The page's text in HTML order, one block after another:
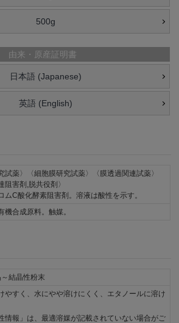
500g
由来・原産証明書
日本語 (Japanese)
英語 (English)
試薬〉〈細胞膜研究試薬〉〈膜透過関連試薬〉
阻害剤,脱共役剤〉
ムC酸化酵素阻害剤。溶液は酸性を示す。
機合成原料。触媒。
結晶性粉末
やすく、水にやや溶けにくく、エタノールに溶け
情報」は、最適溶媒が記載されていない場合がご